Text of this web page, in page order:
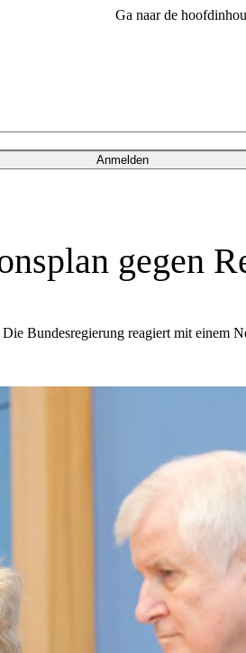
Ga naar de
Anmelden
gegen
Bundesregierung reagiert mit einem